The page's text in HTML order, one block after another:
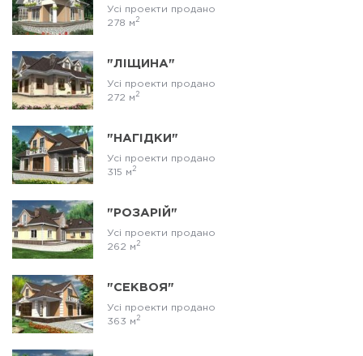
Усі проекти продано
278 м 2
"ЛІЩИНА"
Усі проекти продано
272 м 2
"НАГІДКИ"
Усі проекти продано
315 м 2
"РОЗАРІЙ"
Усі проекти продано
262 м 2
"СЕКВОЯ"
Усі проекти продано
363 м 2